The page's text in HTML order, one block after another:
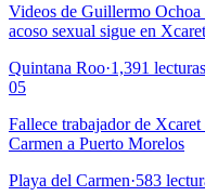
Videos de Guillermo Ochoa
acoso sexual sigue en Xcaret
Quintana Roo·1,391 lecturas
05
Fallece trabajador de
Carmen a Puerto Morelos
Playa del Carmen·583